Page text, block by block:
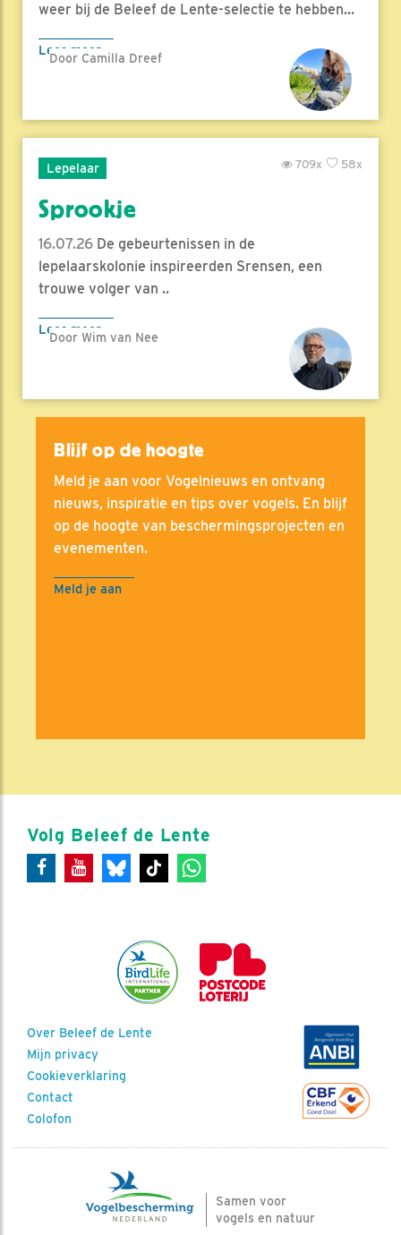
weer bij de Beleef de Lente-selectie te hebben...
Lees meer
Door Camilla Dreef
Lepelaar 58x
709x
Sprookje
16.07.26 De gebeurtenissen in de
lepelaarskolonie inspireerden Srensen, een
trouwe volger van ..
Lees meer
Door Wim van Nee
Blijf op de hoogte
Meld je aan voor Vogelnieuws en ontvang
nieuws, inspiratie en tips over vogels. En blijf
op de hoogte van beschermingsprojecten en
evenementen.
Meld je aan
Volg Beleef de Lente
Over Beleef de Lente
Mijn privacy
Cookieverklaring
Contact
Colofon
Samen voor
vogels en natuur